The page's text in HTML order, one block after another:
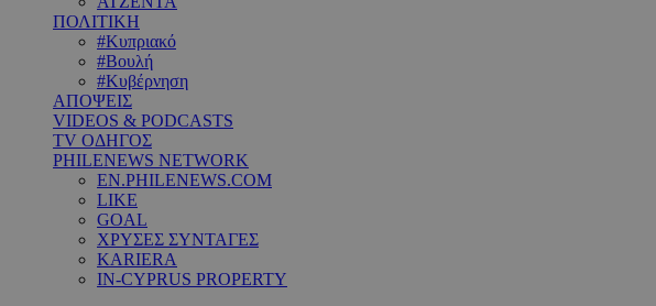
ΠΟΛΙΤΙΚΗ
#Κυπριακό
#Βουλή
#Κυβέρνηση
ΑΠΟΨΕΙΣ
VIDEOS & PODCASTS
TV ΟΔΗΓΟΣ
PHILENEWS NETWORK
EN.PHILENEWS.COM
LIKE
GOAL
ΧΡΥΣΕΣ ΣΥΝΤΑΓΕΣ
KARIERA
IN-CYPRUS PROPERTY